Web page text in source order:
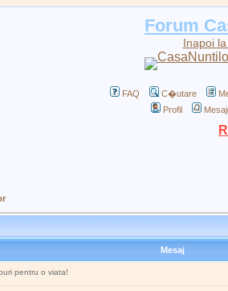
Forum
Inapoi
FAQ C�utare
Profil
Mesaj
pentru o viata!